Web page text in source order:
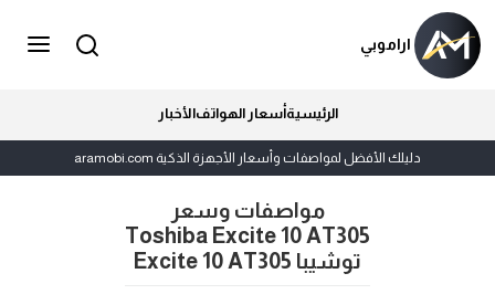
اراموبي
الرئيسيةأسعار الهواتفالأخبار
دليلك الأفضل لمواصفات وأسعار الأجهزة الذكية aramobi.com
مواصفات وسعر
Toshiba Excite 10 AT305
توشيبا Excite 10 AT305